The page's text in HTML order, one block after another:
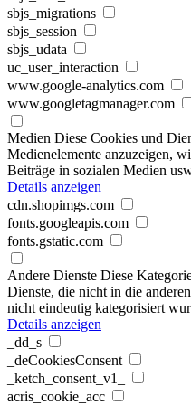
sbjs_migrations
sbjs_session
sbjs_udata
uc_user_interaction
www.google-analytics.com
www.googletagmanager.com
Medien Diese Cookies und
Medienelemente anzuzeigen,
Beiträge in sozialen Medien
Details anzeigen
cdn.shopimgs.com
fonts.googleapis.com
fonts.gstatic.com
Andere Dienste Diese
Dienste, die nicht in die
nicht eindeutig kategorisiert
Details anzeigen
_dd_s
_deCookiesConsent
_ketch_consent_v1_
acris_cookie_acc